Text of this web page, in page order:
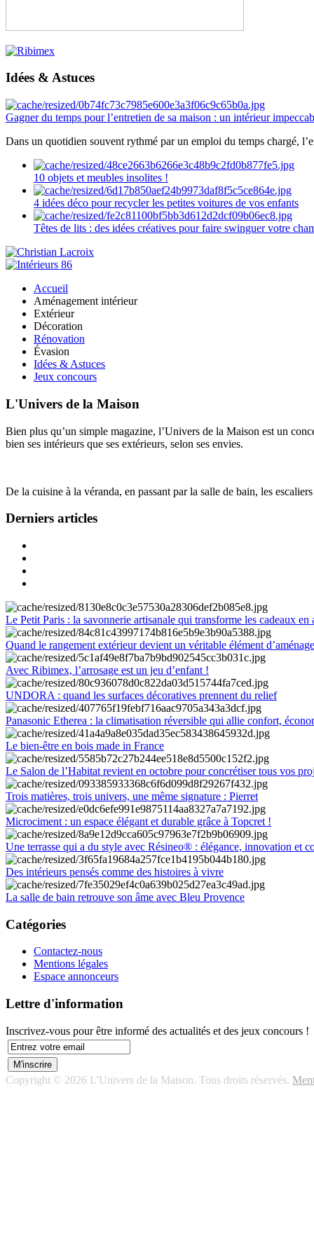
Idées & Astuces
Gagner du temps pour l’entretien de sa maison : un intérieur
Dans un quotidien souvent rythmé par un emploi du temps chargé,
10 objets et meubles insolites !
4 idées déco pour recycler les petites voitures de vos enfants
Têtes de lits : des idées créatives pour faire swinguer votre
Accueil
Aménagement intérieur
Extérieur
Décoration
Rénovation
Évasion
Idées & Astuces
Jeux concours
L'Univers de la Maison
Bien plus qu’un simple magazine, l’Univers de la Maison est un
bien ses intérieurs que ses extérieurs, selon ses envies.
De la cuisine à la véranda, en passant par la salle de bain, les
Derniers articles
Le Petit Paris : la savonnerie artisanale qui transforme les cadeaux en
Quand le rangement extérieur devient un véritable élément
Avec Ribimex, l’arrosage est un jeu d’enfant !
UNDORA : quand les surfaces décoratives prennent du relief
Panasonic Etherea : la climatisation réversible qui allie confort,
Le bien-être en bois made in France
Le Salon de l’Habitat revient en octobre pour concrétiser tous vos
Trois matières, trois univers, une même signature : Pierret
Microciment : un espace élégant et durable grâce à Topcret !
Une terrasse qui a du style avec Résineo® : élégance, innovation et
Des intérieurs pensés comme des histoires à vivre
La salle de bain retrouve son âme avec Bleu Provence
Catégories
Contactez-nous
Mentions légales
Espace annonceurs
Lettre d'information
Inscrivez-vous pour être informé des actualités et des jeux concours !
Copyright © 2026 L'Univers de la Maison. Tous droits réservés.